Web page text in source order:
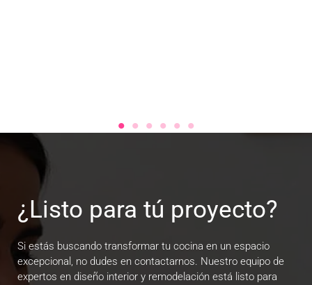
¿Listo para tú proyecto?
Si estás buscando transformar tu cocina en un espacio
excepcional, no dudes en contactarnos. Nuestro equipo de
expertos en diseño interior y remodelación está listo para